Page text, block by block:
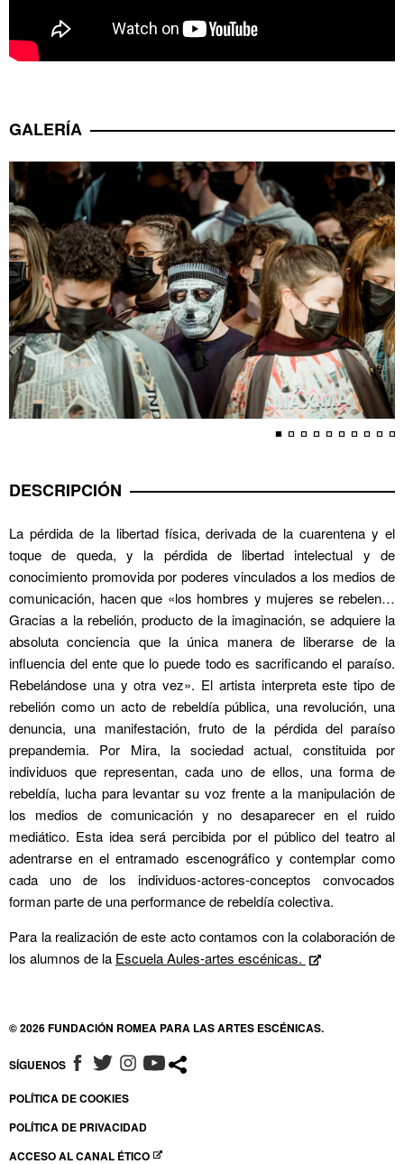
GALERÍA
DESCRIPCIÓN
La pérdida de la libertad física, derivada de la cuarentena y el
toque de queda, y la pérdida de libertad intelectual y de
conocimiento promovida por poderes vinculados a los medios de
comunicación, hacen que «los hombres y mujeres se rebelen…
Gracias a la rebelión, producto de la imaginación, se adquiere la
absoluta conciencia que la única manera de liberarse de la
influencia del ente que lo puede todo es sacrificando el paraíso.
Rebelándose una y otra vez». El artista interpreta este tipo de
rebelión como un acto de rebeldía pública, una revolución, una
denuncia, una manifestación, fruto de la pérdida del paraíso
prepandemia. Por Mira, la sociedad actual, constituida por
individuos que representan, cada uno de ellos, una forma de
rebeldía, lucha para levantar su voz frente a la manipulación de
los medios de comunicación y no desaparecer en el ruido
mediático. Esta idea será percibida por el público del teatro al
adentrarse en el entramado escenográfico y contemplar como
cada uno de los individuos-actores-conceptos convocados
forman parte de una performance de rebeldía colectiva.
Para la realización de este acto contamos con la colaboración de
los alumnos de la Escuela Aules-artes escénicas. Abre en
СТАТЬ VIP-ИГРОКОМ
ДЛЯ РОССИЙСКИХ
ЛЮБИТЕЛЕЙ
© 2026 FUNDACIÓN ROMEA PARA LAS ARTES ESCÉNICAS.
SÍGUENOS ABRE EN NUEVA VENTANA
ABRE EN NUEVA VENTANA
ABRE EN NUEVA VENTANA
ABRE EN NUEVA VENTANA
POLÍTICA DE COOKIES
POLÍTICA DE PRIVACIDAD
ACCESO AL CANAL ÉTICO